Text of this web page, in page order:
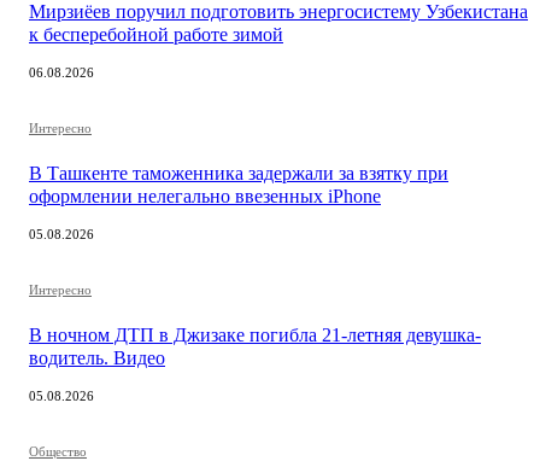
Мирзиёев поручил подготовить энергосистему Узбекистана
к бесперебойной работе зимой
06.08.2026
Интересно
В Ташкенте таможенника задержали за взятку при
оформлении нелегально ввезенных iPhone
05.08.2026
Интересно
В ночном ДТП в Джизаке погибла 21-летняя девушка-
водитель. Видео
05.08.2026
Общество